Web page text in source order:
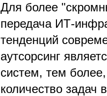
Для более
передача ИТ-
тенденций
аутсорсинг
систем, тем
количество задач